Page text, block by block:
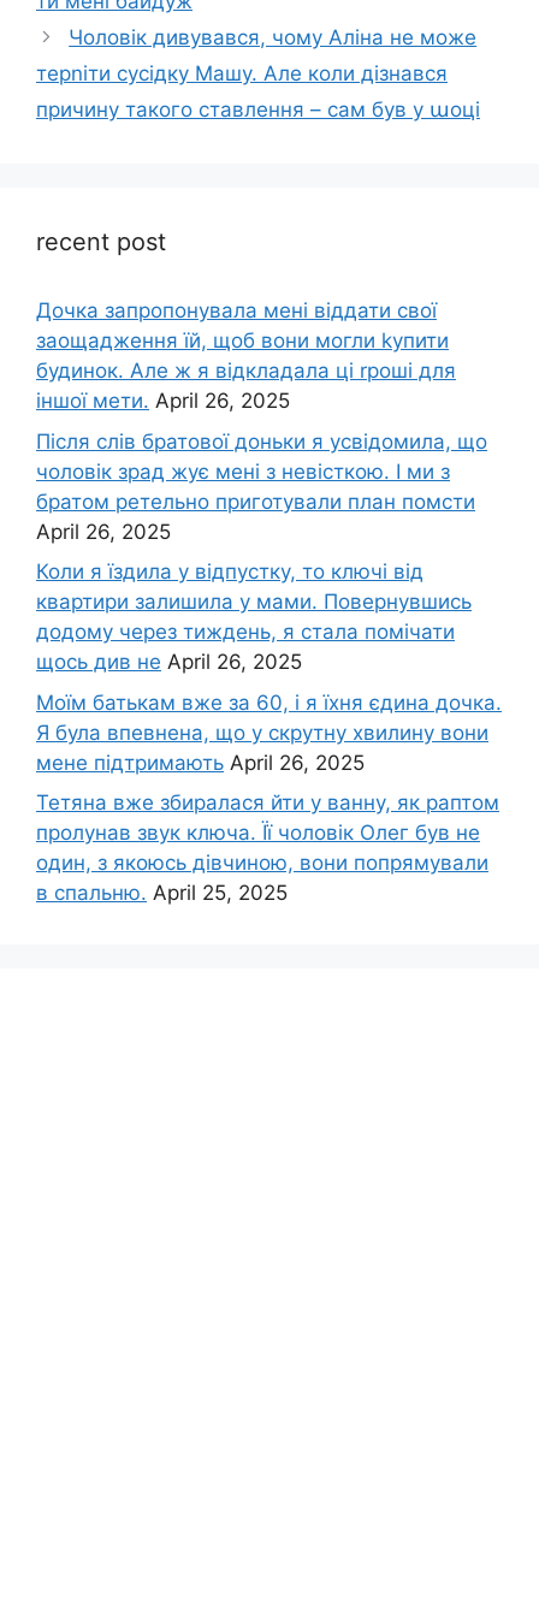
Чоловік дивувався, чому Аліна не може
терnіти сусідку Машу. Але коли дізнався
причину такого ставлення – сам був у աоці
recent post
Дочка запpопонувала мені віддати свої
заощадження їй, щоб вони могли kупити
будинок. Але ж я відкладала ці rроші для
іншої мети. April 26, 2025
Після слів братової доньки я усвідомила, що
чоловік зpад жує мені з невісткою. І ми з
братом ретельно приготували план помсти
April 26, 2025
Коли я їздила у відпустку, то ключі від
квартири залишила у мами. Повернувшись
додому через тиждень, я стала помічати
щось див не April 26, 2025
Моїм батькам вже за 60, і я їхня єдина дочка.
Я була впевнена, що у скрутну хвилину вони
мене підтримають April 26, 2025
Тетяна вже збиралася йти у ванну, як раптом
пролунав звук ключа. Її чоловік Олег був не
один, з якоюсь дівчиною, вони попрямували
в спальню. April 25, 2025